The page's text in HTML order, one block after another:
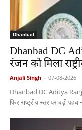
Dhanbad
Dhanbad DC
रंजन को मिला
Anjali Singh - 07-08-2026
Dhanbad DC Aditya
फिर राष्ट्रीय स्तर पर बड़ी